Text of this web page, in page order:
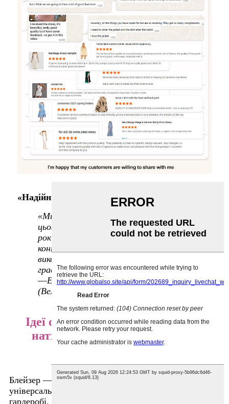
«Надійний та професійний».
«Ми закуповуємо жіночі блейзери у
цього постачальника вже понад п'ять
років. Комунікація безперебійна,
контроль якості суворий, а терміни
виконання завжди дотримуються
графіка».
—Емма Л., закупівельниця одягу
(Велика Британія)
Ідеї ​​​​одягу з блейзером – стильне
натхнення від постачальника
жіночих блейзерів
Блейзер — це більше, ніж просто робочий одяг, це
універсальна річ, яка потрібна кожній жінці в
гардеробі. Як досвідчений